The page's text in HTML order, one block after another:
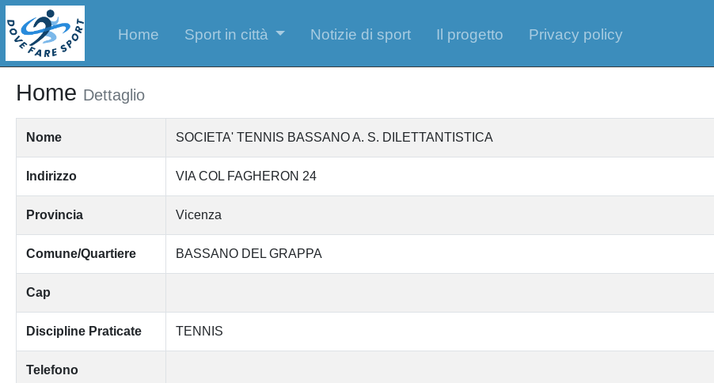
Home Sport in città Notizie di sport Il progetto Privacy policy
Home Dettaglio
Nome SOCIETA' TENNIS BASSANO A. S. DILETTANTISTICA
Indirizzo VIA COL FAGHERON 24
Provincia Vicenza
Comune/Quartiere BASSANO DEL GRAPPA
Cap
Discipline Praticate TENNIS
Telefono